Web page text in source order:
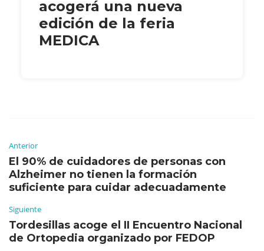
acogerá una nueva
edición de la feria
MEDICA
Anterior
El 90% de cuidadores de personas con
Alzheimer no tienen la formación
suficiente para cuidar adecuadamente
Siguiente
Tordesillas acoge el II Encuentro Nacional
de Ortopedia organizado por FEDOP